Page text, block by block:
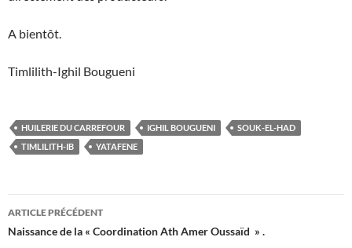
A bientôt.
Timlilith-Ighil Bougueni
HUILERIE DU CARREFOUR IGHIL BOUGUENI
SOUK-EL-HAD
TIMLILITH-IB
YATAFENE
Navigation
des
ARTICLE PRÉCÉDENT
Naissance de la « Coordination Ath Amer Oussaïd » .